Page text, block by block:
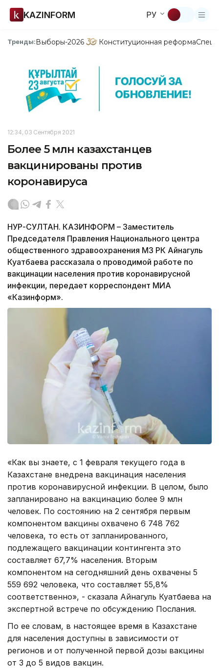
KAZINFORM РУ
Тренды:Выборы-2026 Конституционная реформа
12:34, 03 Сентября 2021
Более 5 млн казахстанцев
вакцинированы против
коронавируса
НУР-СУЛТАН. КАЗИНФОРМ – Заместитель
Председателя Правления Национального центра
общественного здравоохранения МЗ РК Айнагуль
Куатбаева рассказала о проводимой работе по
вакцинации населения против коронавирусной
инфекции, передает корреспондент МИА
«Казинформ».
«Как вы знаете, с 1 февраля текущего года в
Казахстане внедрена вакцинация населения
против коронавирусной инфекции. В целом, было
запланировано на вакцинацию более 9 млн
человек. По состоянию на 2 сентября первым
компонентом вакцины охвачено 6 748 762
человека, то есть от запланированного,
подлежащего вакцинации контингента это
составляет 67,7% населения. Вторым
компонентом на сегодняшний день охвачены 5
559 692 человека, что составляет 55,8%
соответственно», - сказала Айнагуль Куатбаева на
экспертной встрече по обсуждению Послания.
По ее словам, в настоящее время в Казахстане
для населения доступны в зависимости от
регионов и от полученной первой дозы вакцины
от 3 до 5 видов вакцин.